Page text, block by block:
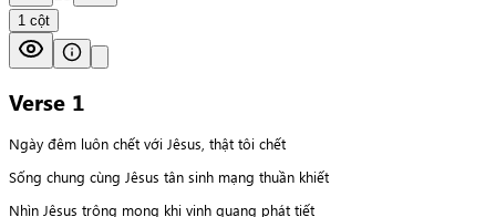
1 cột
Verse 1
Ngày đêm luôn chết với Jêsus, thật tôi chết
Sống chung cùng Jêsus tân sinh mạng thuần khiết
Nhìn Jêsus trông mong khi vinh quang phát tiết